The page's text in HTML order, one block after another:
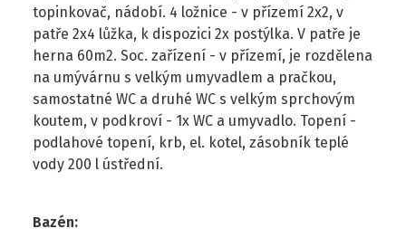
topinkovač, nádobí. 4 ložnice - v přízemí 2x2, v
patře 2x4 lůžka, k dispozici 2x postýlka. V patře je
herna 60m2. Soc. zařízení - v přízemí, je rozdělena
na umývárnu s velkým umyvadlem a pračkou,
samostatné WC a druhé WC s velkým sprchovým
koutem, v podkroví - 1x WC a umyvadlo. Topení -
podlahové topení, krb, el. kotel, zásobník teplé
vody 200 l ústřední.
Bazén: